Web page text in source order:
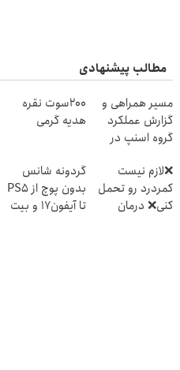
مطالب پیشنهادی
مسیر همراهی و
گزارش عملکرد
گروه اسنپ در
200سوت نقره
هدیه گرمی
❌لازم نیست
کمردرد رو تحمل
کنی❌ درمان
گردونه شانس
بدون پوچ از PS5
تا آیفون17 و بیت